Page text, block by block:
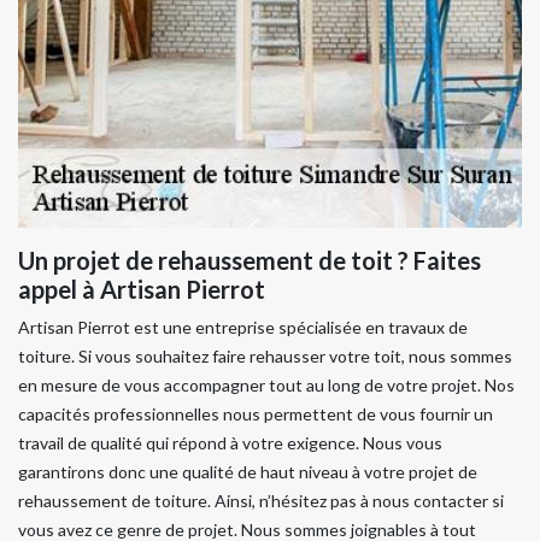
Un projet de rehaussement de toit ? Faites
appel à Artisan Pierrot
Artisan Pierrot est une entreprise spécialisée en travaux de
toiture. Si vous souhaitez faire rehausser votre toit, nous sommes
en mesure de vous accompagner tout au long de votre projet. Nos
capacités professionnelles nous permettent de vous fournir un
travail de qualité qui répond à votre exigence. Nous vous
garantirons donc une qualité de haut niveau à votre projet de
rehaussement de toiture. Ainsi, n’hésitez pas à nous contacter si
vous avez ce genre de projet. Nous sommes joignables à tout